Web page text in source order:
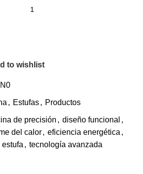
to wishlist
, Estufas, Productos
de precisión , diseño funcional ,
del calor, eficiencia energética ,
estufa , tecnología avanzada